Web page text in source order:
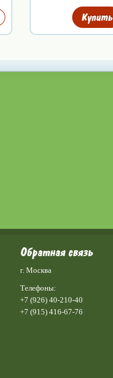
Купить
Обратная связь
г. Москва
Телефоны:
+7 (926) 40-210-40
+7 (915) 416-67-76